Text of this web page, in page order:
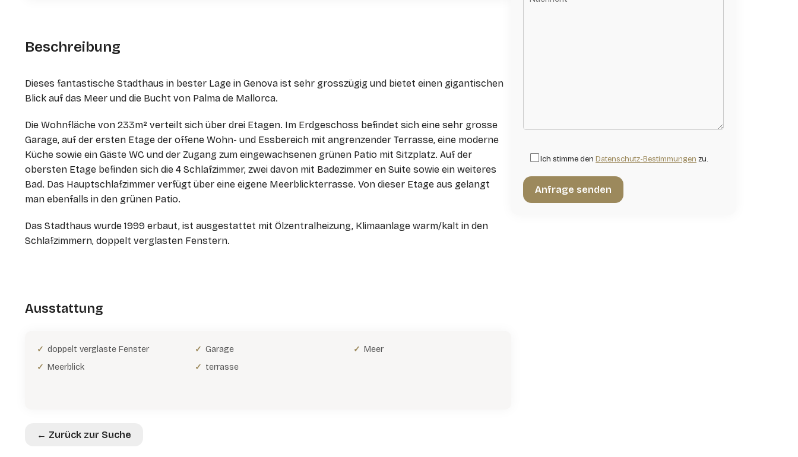
Beschreibung
Dieses fantastische Stadthaus in bester Lage in Genova ist sehr grosszügig und bietet einen gigantischen
Blick auf das Meer und die Bucht von Palma de Mallorca.
Die Wohnfläche von 233m² verteilt sich über drei Etagen. Im Erdgeschoss befindet sich eine sehr grosse
Garage, auf der ersten Etage der offene Wohn- und Essbereich mit angrenzender Terrasse, eine moderne
Küche sowie ein Gäste WC und der Zugang zum eingewachsenen grünen Patio mit Sitzplatz. Auf der
obersten Etage befinden sich die 4 Schlafzimmer, zwei davon mit Badezimmer en Suite sowie ein weiteres
Bad. Das Hauptschlafzimmer verfügt über eine eigene Meerblickterrasse. Von dieser Etage aus gelangt
man ebenfalls in den grünen Patio.
Das Stadthaus wurde 1999 erbaut, ist ausgestattet mit Ölzentralheizung, Klimaanlage warm/kalt in den
Schlafzimmern, doppelt verglasten Fenstern.
Ausstattung
doppelt verglaste Fenster Garage
Meer
Meerblick
terrasse
← Zurück zur Suche
Ich stimme den Datenschutz-Bestimmungen zu.